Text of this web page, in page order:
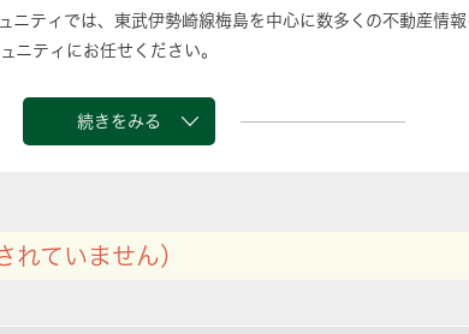
ティでは、東武伊勢崎線梅島を中心に数多くの不動産情
ティにお任せください。
続きをみる
れていません）